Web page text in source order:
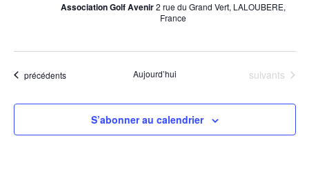
Association Golf Avenir2 rue du Grand Vert, LALOUBERE,
France
Évènements
précédents Aujourd’hui Évènements
suivants
S’abonner au calendrier